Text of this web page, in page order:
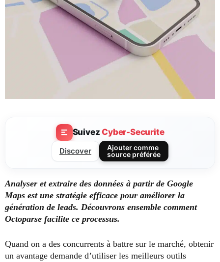
SuivezCyber-Securite
Discover
Ajouter comme
source préférée
Analyser et extraire des données à partir de Google
Maps est une stratégie efficace pour améliorer la
génération de leads. Découvrons ensemble comment
Octoparse facilite ce processus.
Quand on a des concurrents à battre sur le marché, obtenir
un avantage demande d’utiliser les meilleurs outils